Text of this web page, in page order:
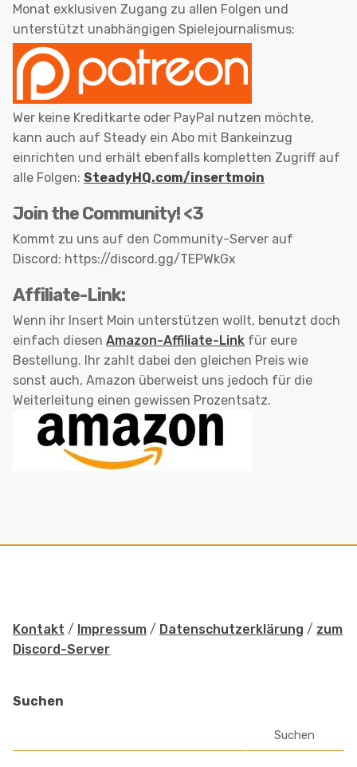
Monat exklusiven Zugang zu allen Folgen und
unterstützt unabhängigen Spielejournalismus:
Wer keine Kreditkarte oder PayPal nutzen möchte,
kann auch auf Steady ein Abo mit Bankeinzug
einrichten und erhält ebenfalls kompletten Zugriff auf
alle Folgen: SteadyHQ.com/insertmoin
Join the Community! <3
Kommt zu uns auf den Community-Server auf
Discord: https://discord.gg/TEPWkGx
Affiliate-Link:
Wenn ihr Insert Moin unterstützen wollt, benutzt doch
einfach diesen Amazon-Affiliate-Link für eure
Bestellung. Ihr zahlt dabei den gleichen Preis wie
sonst auch, Amazon überweist uns jedoch für die
Weiterleitung einen gewissen Prozentsatz.
Kontakt / Impressum / Datenschutzerklärung / zum
Discord-Server
Suchen
Suchen